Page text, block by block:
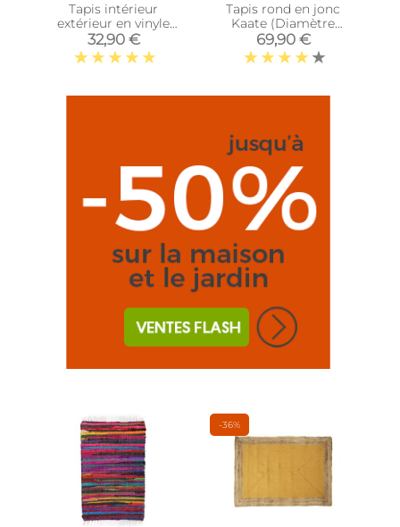
Tapis intérieur
extérieur en vinyle
mosaique (90 x 60 cm)
32,90 €
Tapis rond en jonc
Kaate (Diamètre
180cm)
69,90 €
-36%